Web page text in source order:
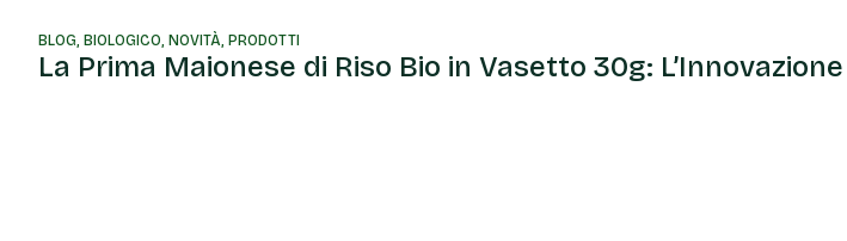
BLOG BIOLOGICO NOVITÀ PRODOTTI
La Prima Maionese di Riso Bio in Vasetto 30g: